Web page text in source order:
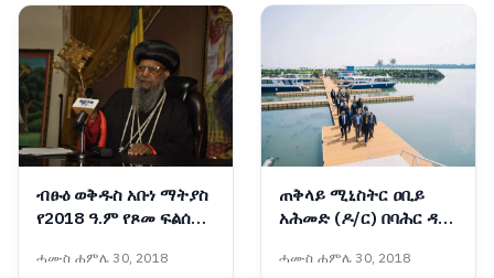
ብፁዕ ወቅዱስ አቡነ ማትያስ
የ2018 ዓ.ም የጾመ ፍልሰታን
መልዕክት አስተላለፉ
ሓሙስ ሐምሌ 30, 2018
ጠቅላይ ሚኒስትር ዐቢይ
አሕመድ (ዶ/ር) በባሕር ዳር
ቦታዎችን ጎበኙ
ሓሙስ ሐምሌ 30, 2018